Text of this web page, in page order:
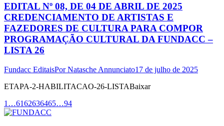
EDITAL Nº 08, DE 04 DE ABRIL DE 2025
CREDENCIAMENTO DE ARTISTAS E
FAZEDORES DE CULTURA PARA COMPOR
PROGRAMAÇÃO CULTURAL DA FUNDACC –
LISTA 26
Fundacc EditaisPorNatasche Annunciato17 de julho de 2025
ETAPA-2-HABILITACAO-26-LISTABaixar
1 …6162636465…94